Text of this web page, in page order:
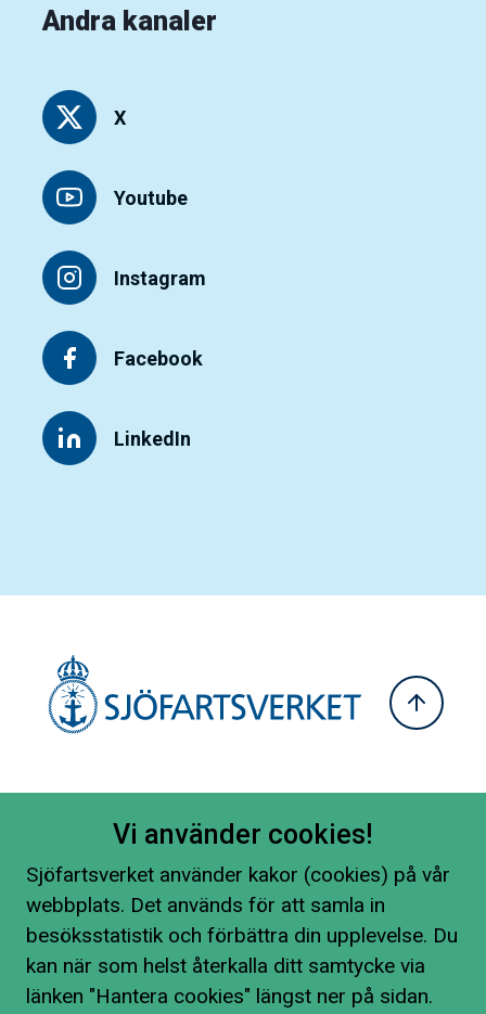
Andra kanaler
X
Youtube
Instagram
Facebook
LinkedIn
Vi använder cookies!
Sjöfartsverket använder kakor (cookies) på vår
webbplats. Det används för att samla in
besöksstatistik och förbättra din upplevelse. Du
kan när som helst återkalla ditt samtycke via
länken "Hantera cookies" längst ner på sidan.